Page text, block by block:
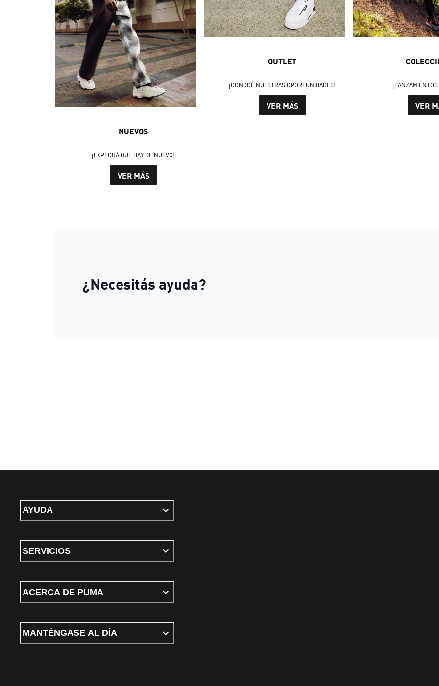
NUEVOS
¡EXPLORÁ QUE HAY DE NUEVO!
VER MÁS
OUTLET
¡CONOCÉ NUESTRAS OPORTUNIDADES!
VER MÁS VER
¿Necesitás ayuda?
AYUDA
SERVICIOS
ACERCA DE PUMA
MANTÉNGASE AL DÍA